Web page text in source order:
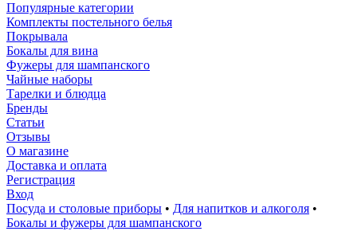
Популярные категории
Комплекты постельного белья
Покрывала
Бокалы для вина
Фужеры для шампанского
Чайные наборы
Тарелки и блюдца
Бренды
Статьи
Отзывы
О магазине
Доставка и оплата
Регистрация
Вход
Посуда и столовые приборы • Для напитков и алкоголя •
Бокалы и фужеры для шампанского